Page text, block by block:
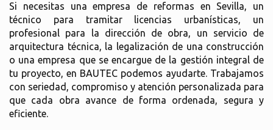
Si necesitas una empresa de reformas en Sevilla, un
técnico para tramitar licencias urbanísticas, un
profesional para la dirección de obra, un servicio de
arquitectura técnica, la legalización de una construcción
o una empresa que se encargue de la gestión integral de
tu proyecto, en BAUTEC podemos ayudarte. Trabajamos
con seriedad, compromiso y atención personalizada para
que cada obra avance de forma ordenada, segura y
eficiente.